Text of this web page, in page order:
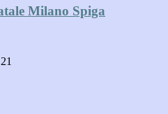
Milano Spiga